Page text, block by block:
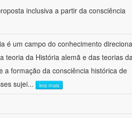
inclusiva a partir da consciência
é um campo do conhecimento
teoria da História alemã e das teorias
a formação da consciência histórica de
sujei... leia mais